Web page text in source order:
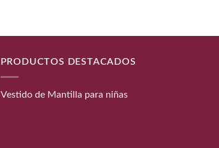
PRODUCTOS DESTACADOS
Vestido de Mantilla para niñas